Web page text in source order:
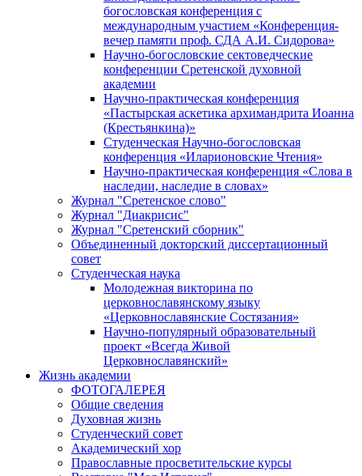
богословская конференция с
международным участием «Конференция-
вечер памяти проф. СДА А.И. Сидорова»
Научно-богословские сектоведческие
конференции Сретенской духовной
академии
Научно-практическая конференция
«Пастырская аскетика архимандрита Иоанна
(Крестьянкина)»
Студенческая Научно-богословская
конференция «Иларионовские Чтения»
Научно-практическая конференция «Cлова в
наследии, наследие в словах»
Журнал "Сретенское слово"
Журнал "Диакрисис"
Журнал "Сретенский сборник"
Объединенный докторский диссертационный
совет
Студенческая наука
Молодежная викторина по
церковнославянскому языку
«Церковнославянские Состязания»
Научно-популярный образовательный
проект «Всегда Живой
Церковнославянский»
Жизнь академии
ФОТОГАЛЕРЕЯ
Общие сведения
Духовная жизнь
Студенческий совет
Академический хор
Православные просветительские курсы